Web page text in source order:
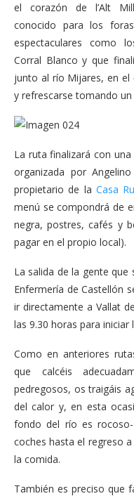
el corazón de l’Alt
conocido para los
espectaculares como
Corral Blanco y que
junto al río Mijares, en el
y refrescarse tomando un
La ruta finalizará con
organizada por
propietario de la Casa
menú se compondrá de
negra, postres, cafés y
pagar en el propio local).
La salida de la gente
Enfermería de Castellón
ir directamente a Vallat
las 9.30 horas para
Como en anteriores
que calcéis
pedregosos, os traigáis
del calor y, en esta
fondo del río es
coches hasta el regreso
la comida.
También es preciso que